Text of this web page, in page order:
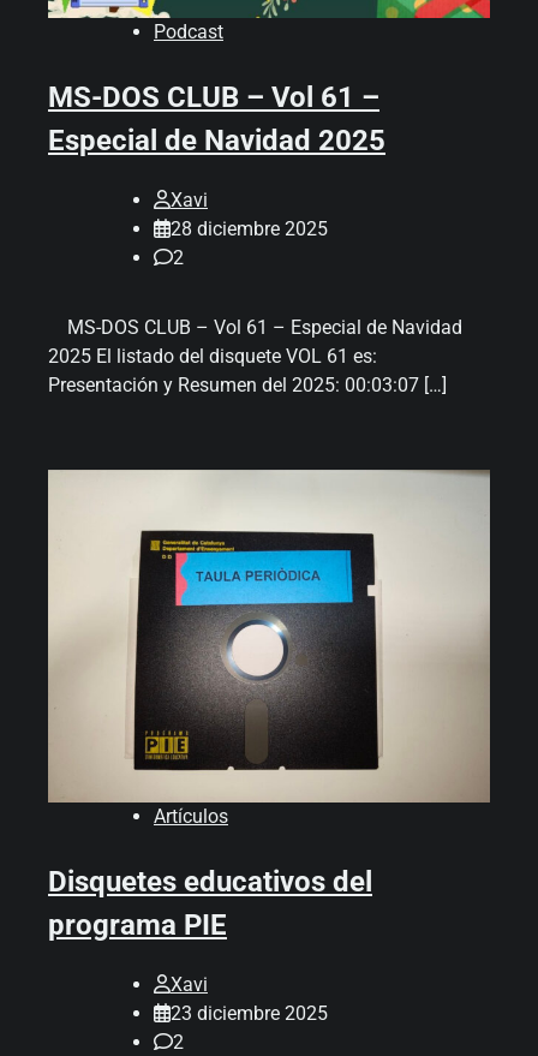
Podcast
MS-DOS CLUB – Vol 61 –
Especial de Navidad 2025
Xavi
28 diciembre 2025
2
MS-DOS CLUB – Vol 61 – Especial de Navidad
2025 El listado del disquete VOL 61 es:
Presentación y Resumen del 2025: 00:03:07 […]
Artículos
Disquetes educativos del
programa PIE
Xavi
23 diciembre 2025
2